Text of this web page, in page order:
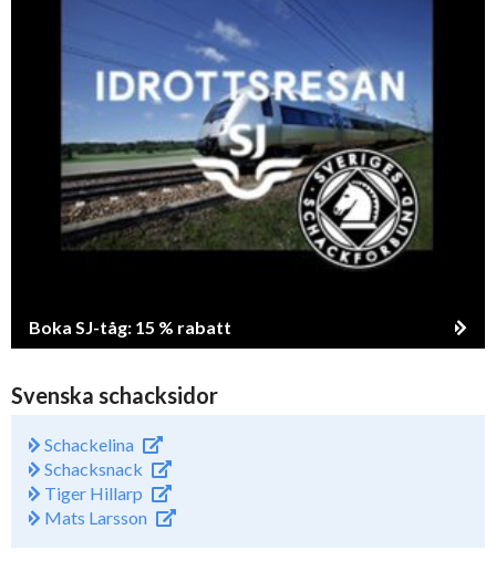
Boka SJ-tåg: 15 % rabatt
Svenska schacksidor
Schackelina
Schacksnack
Tiger Hillarp
Mats Larsson